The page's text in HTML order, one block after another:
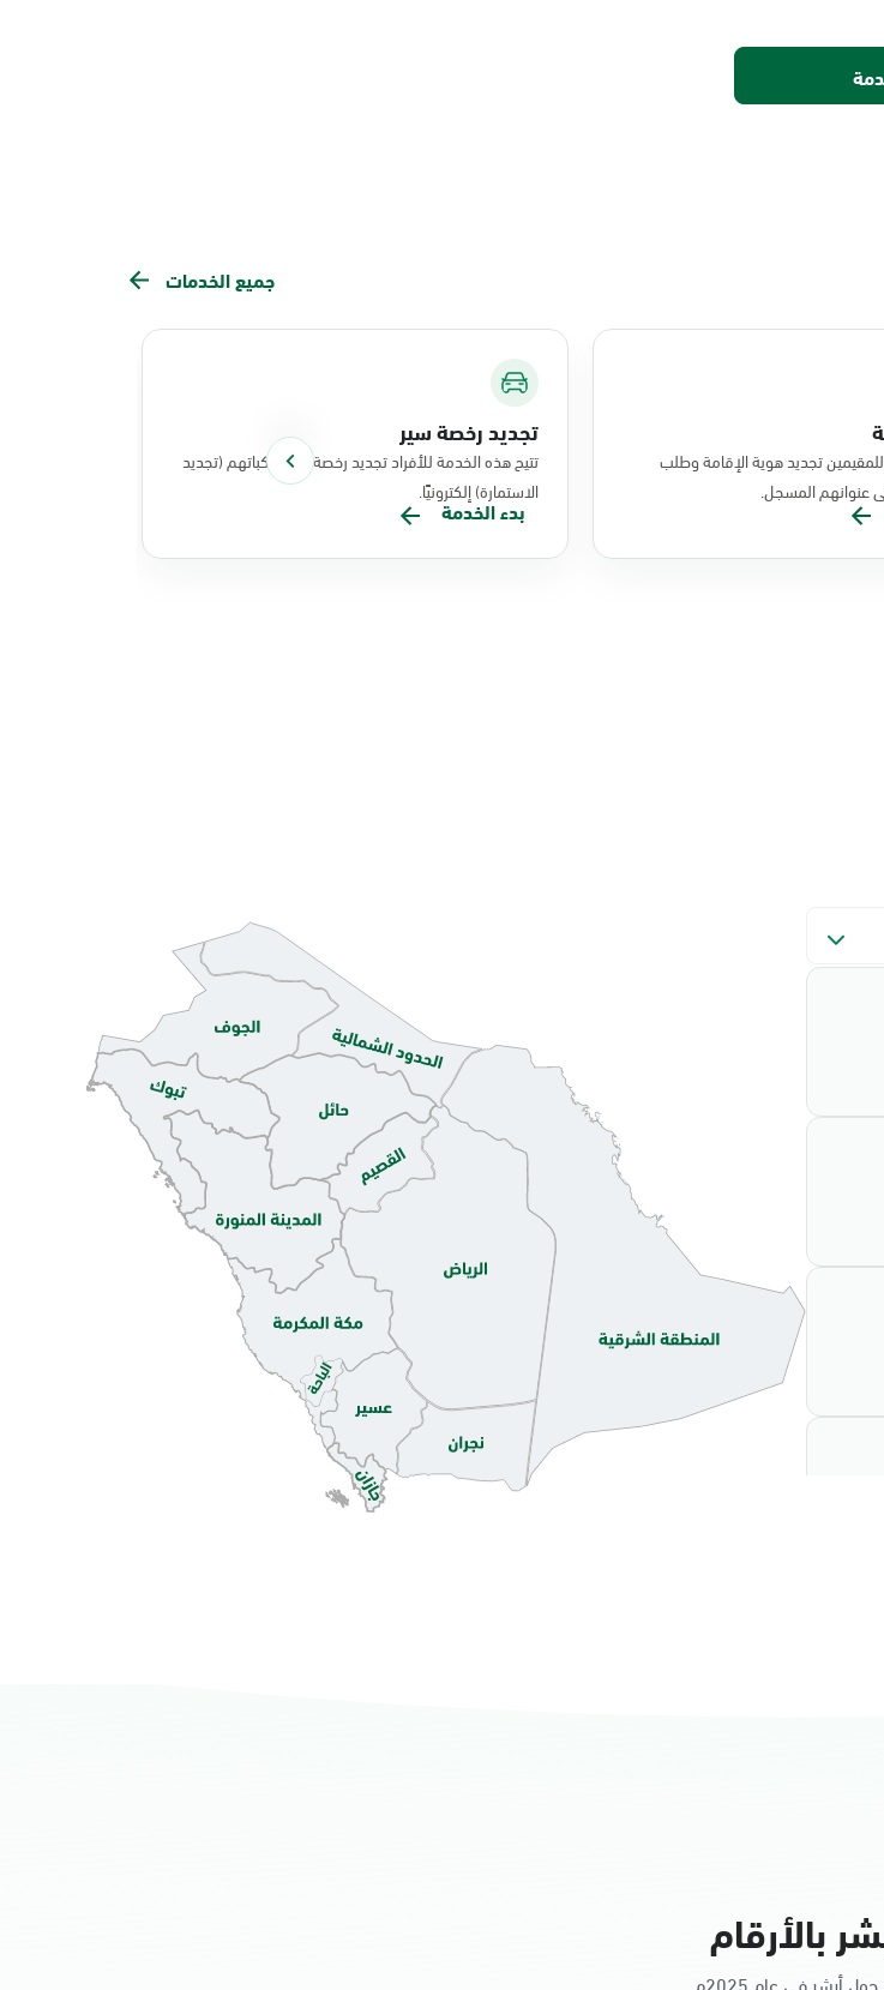
جميع الخدمات
تجديد هوية الإقامة وطلب
عنوانهم المسجل.
تجديد رخصة سير
تتيح هذه الخدمة للأفراد تجديد رخصة سير مركباتهم (تجديد
الاستمارة) إلكترونيًا.
بدء الخدمة
بالأرقام